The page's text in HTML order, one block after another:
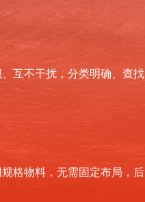
互不干扰，分类明确、查找
格物料，无需固定布局，后